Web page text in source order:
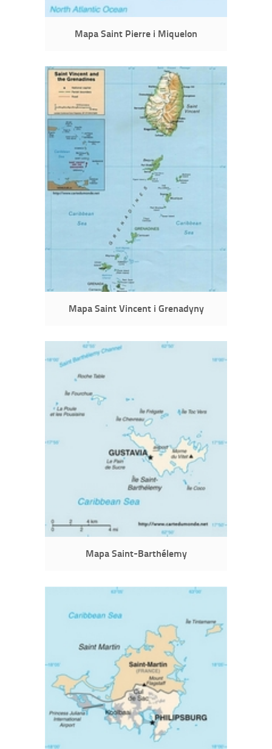
Mapa Saint Pierre i Miquelon
Mapa Saint Vincent i Grenadyny
Mapa Saint-Barthélemy